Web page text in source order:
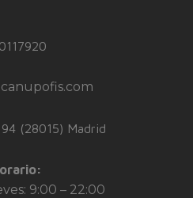
94 (28015) Madrid
9:00 – 22:00